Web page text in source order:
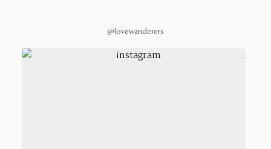
@lovewanderers